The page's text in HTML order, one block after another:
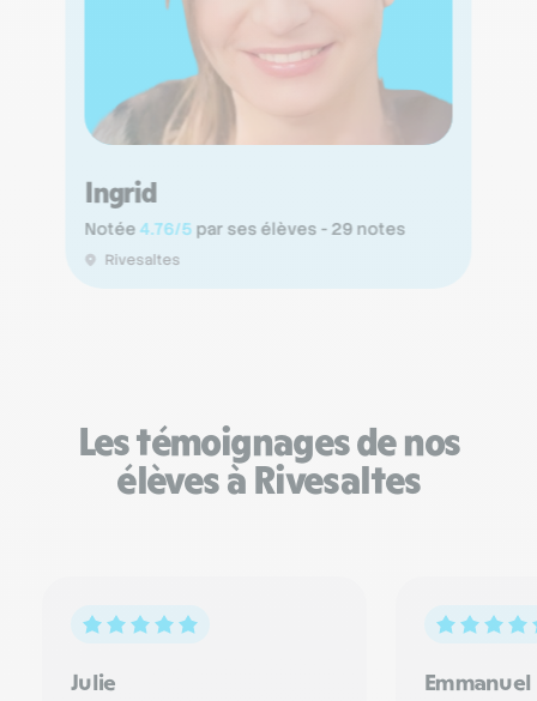
Ingrid
Notée 4.76/5 par ses élèves - 29 notes
Rivesaltes
Les témoignages de nos
élèves à Rivesaltes
Julie Emmanuel